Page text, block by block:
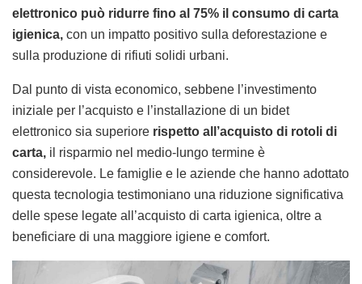
elettronico può ridurre fino al 75% il consumo di carta
igienica, con un impatto positivo sulla deforestazione e
sulla produzione di rifiuti solidi urbani.
Dal punto di vista economico, sebbene l’investimento
iniziale per l’acquisto e l’installazione di un bidet
elettronico sia superiore rispetto all’acquisto di rotoli di
carta, il risparmio nel medio-lungo termine è
considerevole. Le famiglie e le aziende che hanno adottato
questa tecnologia testimoniano una riduzione significativa
delle spese legate all’acquisto di carta igienica, oltre a
beneficiare di una maggiore igiene e comfort.